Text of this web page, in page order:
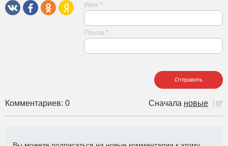
Имя *
Почта *
Комментариев: 0 Сначала новые